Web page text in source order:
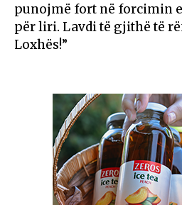
punojmë fort në forcimin
për liri. Lavdi të gjithë të
Loxhës!”